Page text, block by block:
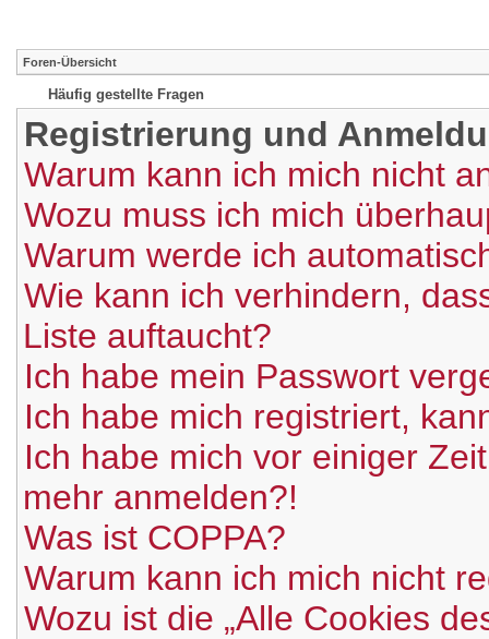
Foren-Übersicht
Häufig gestellte Fragen
Registrierung und
Warum kann ich mich nicht
Wozu muss ich mich
Warum werde ich
Wie kann ich verhindern,
Liste auftaucht?
Ich habe mein Passwort
Ich habe mich registriert,
Ich habe mich vor einiger
mehr anmelden?!
Was ist COPPA?
Warum kann ich mich nicht
Wozu ist die „Alle Cookies